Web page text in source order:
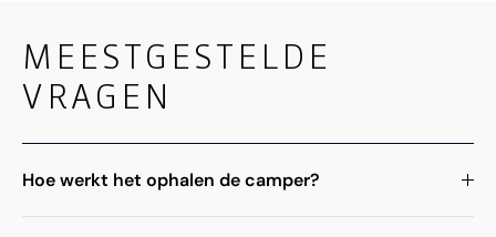
MEESTGESTELDE
VRAGEN
Hoe werkt het ophalen de camper?